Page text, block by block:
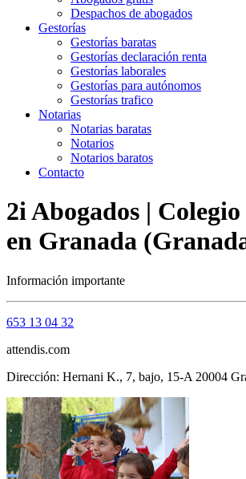
Despachos de abogados
Gestorías
Gestorías baratas
Gestorías declaración renta
Gestorías laborales
Gestorías para autónomos
Gestorías trafico
Notarias
Notarias baratas
Notarios
Notarios baratos
Contacto
2i Abogados |
en Granada
Información importante
653 13 04 32
attendis.com
Dirección: Hernani K., 7, bajo, 15-A 20004